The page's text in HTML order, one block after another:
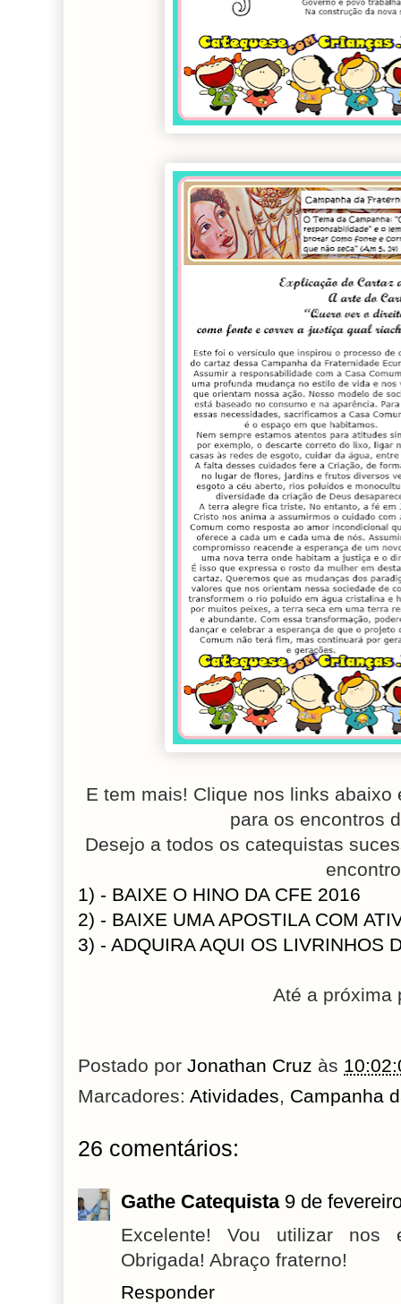
E tem mais! Clique nos links
para os encontros
Desejo a todos os catequistas
1) - BAIXE O HINO DA CFE 2016
2) - BAIXE UMA APOSTILA COM
3) - ADQUIRA AQUI OS LIVRINHOS
Até a próxima
Postado por Jonathan Cruz às
Marcadores: Atividades, Campanha
26 comentários:
Gathe Catequista 9 de
Excelente! Vou utilizar nos
Obrigada! Abraço fraterno!
Responder